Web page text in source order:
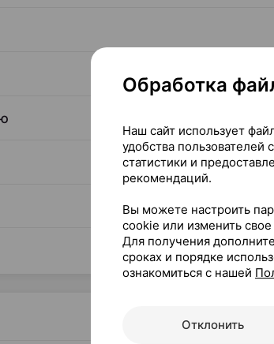
Читать полностью
Обработка
Наш сайт использует
удобства пользователей
статистики и
рекомендаций.
Вы можете настроить
cookie или изменить
Для получения
сроках и порядке
ознакомиться с нашей
Отклонить